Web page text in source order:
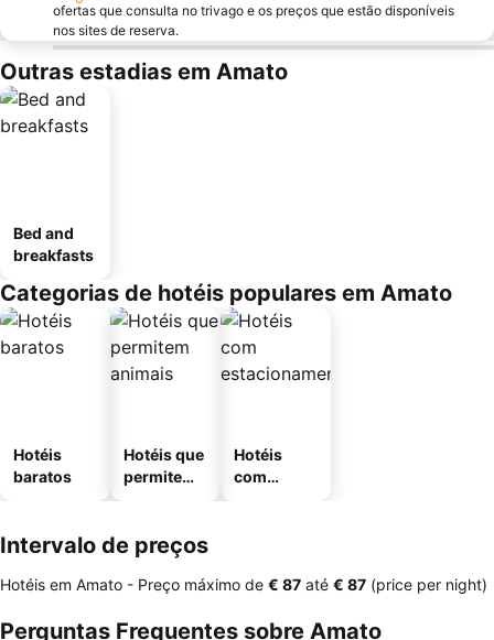
ofertas que consulta no trivago e os preços que estão disponíveis
nos sites de reserva.
Outras estadias em Amato
Bed and
breakfasts
Categorias de hotéis populares em Amato
Hotéis
baratos
Hotéis que
permitem
Hotéis
com
Intervalo de preços
Hotéis em Amato - Preço máximo de ‎€ 87 até ‎€ 87 (price per night)
Perguntas Frequentes sobre Amato